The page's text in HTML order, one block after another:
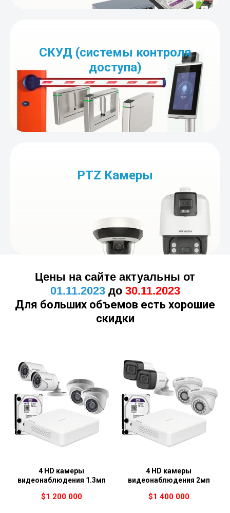
СКУД (системы контроля
доступа)
PTZ Камеры
Цены на сайте актуальны от
01.11.2023до 30.11.2023
Для больших объемов есть хорошие
скидки
4 HD камеры
видеонаблюдения 1.3мп
$1 200 000
4 HD камеры
видеонаблюдения 2мп
$1 400 000